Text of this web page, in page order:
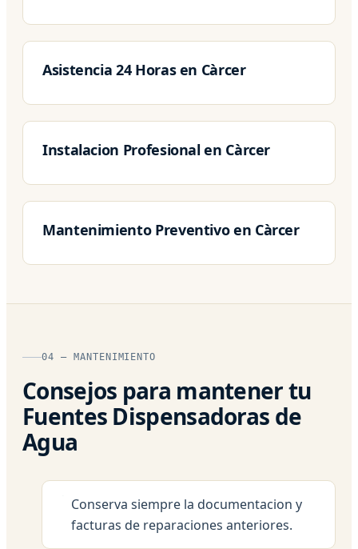
Asistencia 24 Horas en Càrcer
Instalacion Profesional en Càrcer
Mantenimiento Preventivo en Càrcer
04 — MANTENIMIENTO
Consejos para mantener tu
Fuentes Dispensadoras de
Agua
Conserva siempre la documentacion y
facturas de reparaciones anteriores.